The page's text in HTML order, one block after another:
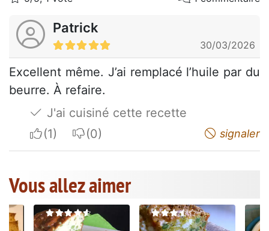
Patrick
30/03/2026
Excellent même. J’ai remplacé l’huile par du
beurre. À refaire.
J'ai cuisiné cette recette
I apreciateI do not appreciate signaler
Vous allez aimer